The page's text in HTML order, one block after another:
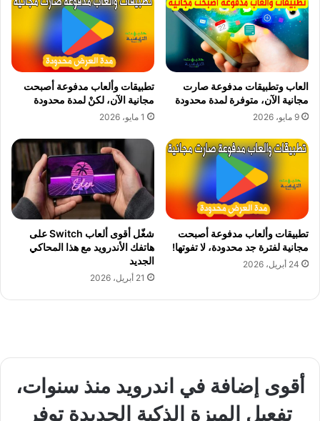
العاب وتطبيقات مدفوعة صارت
مجانية الآن، متوفرة لمدة محدودة
9 مايو، 2026
تطبيقات وألعاب مدفوعة أصبحت
مجانية الآن، لكنْ لمدة محدودة
1 مايو، 2026
تطبيقات وألعاب مدفوعة أصبحت
مجانية لفترة جد محدودة، لا تفوتها!
24 أبريل، 2026
شغّل أقوى ألعاب Switch على
هاتفك الأندرويد مع هذا المحاكي
الجديد
21 أبريل، 2026